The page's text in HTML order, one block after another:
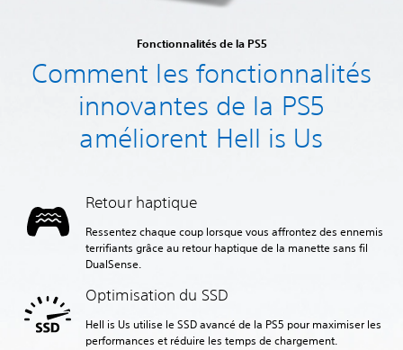
Fonctionnalités de la PS5
Comment les fonctionnalités
innovantes de la PS5
améliorent Hell is Us
Retour haptique
Ressentez chaque coup lorsque vous affrontez des ennemis
terrifiants grâce au retour haptique de la manette sans fil
DualSense.
Optimisation du SSD
Hell is Us utilise le SSD avancé de la PS5 pour maximiser les
performances et réduire les temps de chargement.